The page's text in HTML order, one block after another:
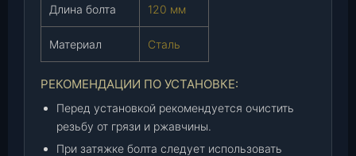
т
Длина болта 120 мм
Материал Сталь
РЕКОМЕНДАЦИИ ПО УСТАНОВКЕ:
Перед установкой рекомендуется очистить
резьбу от грязи и ржавчины.
При затяжке болта следует использовать